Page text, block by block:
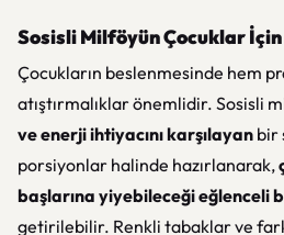
Sosisli Milföyün Çocuklar
Çocukların beslenmesinde hem
atıştırmalıklar önemlidir. Sosisli
ve enerji ihtiyacını karşılayan bir
porsiyonlar halinde hazırlanarak,
başlarına yiyebileceği eğlenceli
getirilebilir. Renkli tabaklar ve